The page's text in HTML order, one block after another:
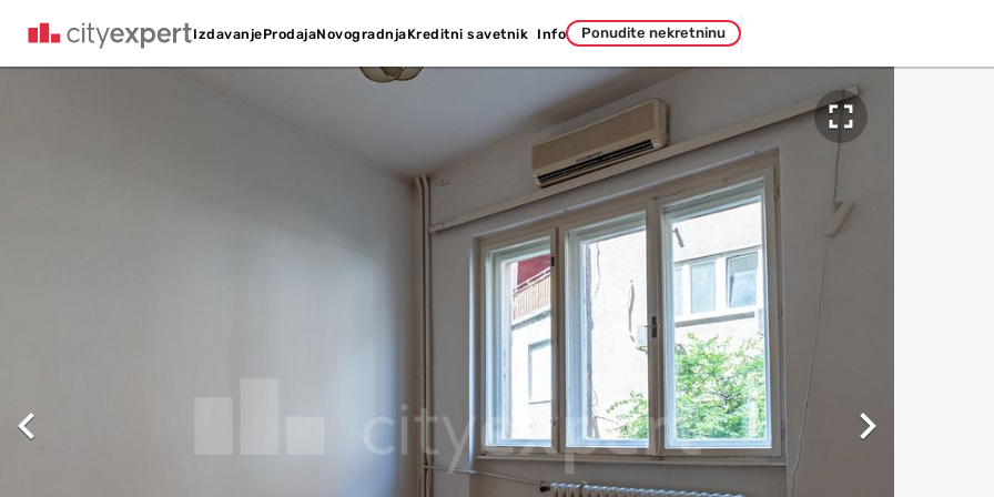
IzdavanjeProdajaNovogradnjaKreditni savetnik Info Ponudite nekretninu
 
